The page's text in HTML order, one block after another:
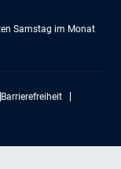
Samstag im Monat
Barrierefreiheit